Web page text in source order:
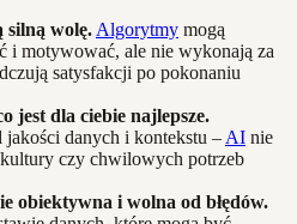
silną wolę. Algorytmy mogą
i motywować, ale nie wykonają za
satysfakcji po pokonaniu
jest dla ciebie najlepsze.
jakości danych i kontekstu – AI nie
czy chwilowych potrzeb
obiektywna i wolna od błędów.